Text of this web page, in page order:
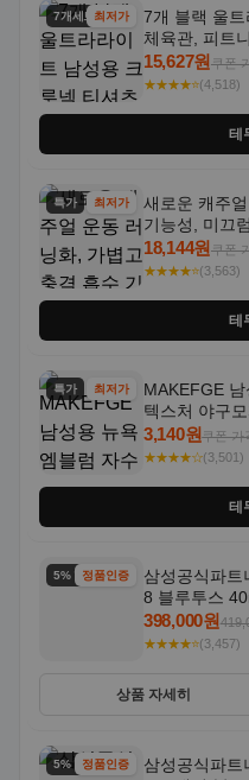
7개세트최저가
7개 블랙 울
체육관, 피트
통기성 좋은
15,627원쿠폰
★★★★⭐(4,518)
테
특가 최저가
새로운 캐주
기능성, 미끄
이트, 퍼플 그
18,144원쿠폰
★★★★⭐(3,563)
테
특가 최저가
MAKEFGE
텍스처 야구
자, NYC 스타
3,140원쿠폰 가
★★★★☆(3,501)
테
5% 할인정품인증
삼성공식파트
8 블루투스
398,000원
★★★★⭐(3,457)
상품 자세히
5% 할인정품인증
삼성공식파트